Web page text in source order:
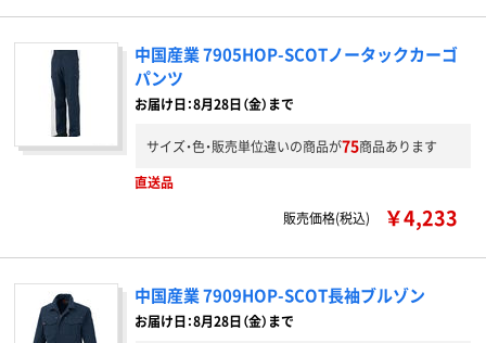
中国産業 7905HOP-SCOTノータックカーゴ
パンツ
お届け日：8月28日（金）まで
サイズ・色・販売単位違いの商品が75商品あります
直送品
販売価格(税込)
￥4,233
中国産業 7909HOP-SCOT長袖ブルゾン
お届け日：8月28日（金）まで